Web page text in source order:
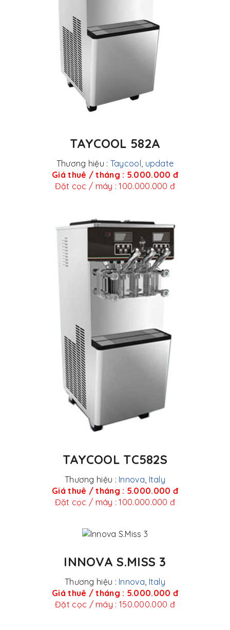
TAYCOOL 582A
Thương hiệu : Taycool, update
Giá thuê / tháng : 5.000.000 đ
Đặt cọc / máy : 100.000.000 đ
TAYCOOL TC582S
Thương hiệu : Innova, Italy
Giá thuê / tháng : 5.000.000 đ
Đặt cọc / máy : 100.000.000 đ
INNOVA S.MISS 3
Thương hiệu : Innova, Italy
Giá thuê / tháng : 5.000.000 đ
Đặt cọc / máy : 150.000.000 đ